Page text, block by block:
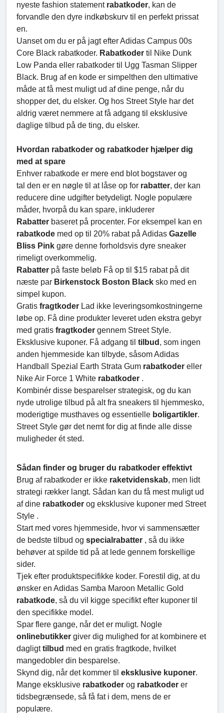
nyeste fashion statement rabatkoder, kan de
forvandle den dyre indkøbskurv til en perfekt prissat
en.
Uanset om du er på jagt efter Adidas Campus 00s
Core Black rabatkoder. Rabatkoder til Nike Dunk
Low Panda eller rabatkoder til Ugg Tasman Slipper
Black. Brug af en kode er simpelthen den ultimative
måde at få mest muligt ud af dine penge, når du
shopper det, du elsker. Og hos Street Style har det
aldrig været nemmere at få adgang til eksklusive
daglige tilbud på de ting, du elsker.
Hvordan rabatkoder og rabatkoder hjælper dig
med at spare
Enhver rabatkode er mere end blot bogstaver og
tal den er en nøgle til at låse op for rabatter, der kan
reducere dine udgifter betydeligt. Nogle populære
måder, hvorpå du kan spare, inkluderer
Rabatter baseret på procenter. For eksempel kan en
rabatkode med op til 20% rabat på Adidas Gazelle
Bliss Pink gøre denne forholdsvis dyre sneaker
rimeligt overkommelig.
Rabatter på faste beløb Få op til $15 rabat på dit
næste par Birkenstock Boston Black sko med en
simpel kupon.
Gratis fragtkoder Lad ikke leveringsomkostningerne
løbe op. Få dine produkter leveret uden ekstra gebyr
med gratis fragtkoder gennem Street Style.
Eksklusive kuponer. Få adgang til tilbud , som ingen
anden hjemmeside kan tilbyde, såsom Adidas
Handball Spezial Earth Strata Gum rabatkoder eller
Nike Air Force 1 White rabatkoder .
Kombinér disse besparelser strategisk, og du kan
nyde utrolige tilbud på alt fra sneakers til hjemmesko,
moderigtige musthaves og essentielle boligartikler.
Street Style gør det nemt for dig at finde alle disse
muligheder ét sted.
Sådan finder og bruger du rabatkoder effektivt
Brug af rabatkoder er ikke raketvidenskab, men lidt
strategi rækker langt. Sådan kan du få mest muligt ud
af dine rabatkoder og eksklusive kuponer med Street
Style .
Start med vores hjemmeside, hvor vi sammensætter
de bedste tilbud og specialrabatter , så du ikke
behøver at spilde tid på at lede gennem forskellige
sider.
Tjek efter produktspecifikke koder. Forestil dig, at du
ønsker en Adidas Samba Maroon Metallic Gold
rabatkode, så du vil kigge specifikt efter kuponer til
den specifikke model.
Spar flere gange, når det er muligt. Nogle
onlinebutikker giver dig mulighed for at kombinere et
dagligttilbud med en gratis fragtkode, hvilket
mangedobler din besparelse.
Skynd dig, når det kommer til eksklusive kuponer.
Mange eksklusive rabatkoder og rabatkoder er
tidsbegrænsede, så få fat i dem, mens de er
populære.